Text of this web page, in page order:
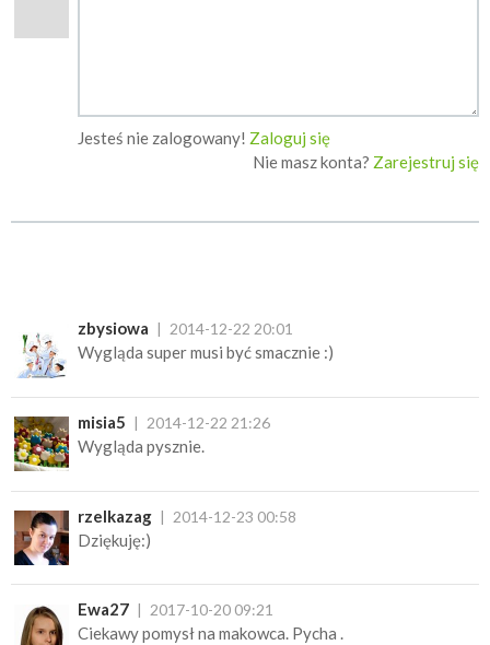
Jesteś nie zalogowany! Zaloguj się
Nie masz konta? Zarejestruj się
zbysiowa 2014-12-22 20:01
Wygląda super musi być smacznie :)
misia5 2014-12-22 21:26
Wygląda pysznie.
rzelkazag 2014-12-23 00:58
Dziękuję:)
Ewa27 2017-10-20 09:21
Ciekawy pomysł na makowca. Pycha .